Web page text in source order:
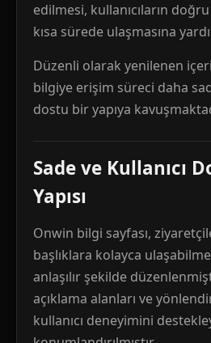
edilmesi, kullanıcıların
kısa sürede ulaşmasına
Düzenli olarak yenilenen
bilgiye erişim süreci daha
dostu bir yapıya
Sade ve Kullanıcı
Yapısı
Onwin bilgi sayfası,
başlıklara kolayca
anlaşılır şekilde
açıklama alanları ve
kullanıcı deneyimini